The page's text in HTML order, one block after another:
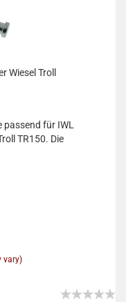
Wiesel Troll
für IWL
TR150. Die
vary)